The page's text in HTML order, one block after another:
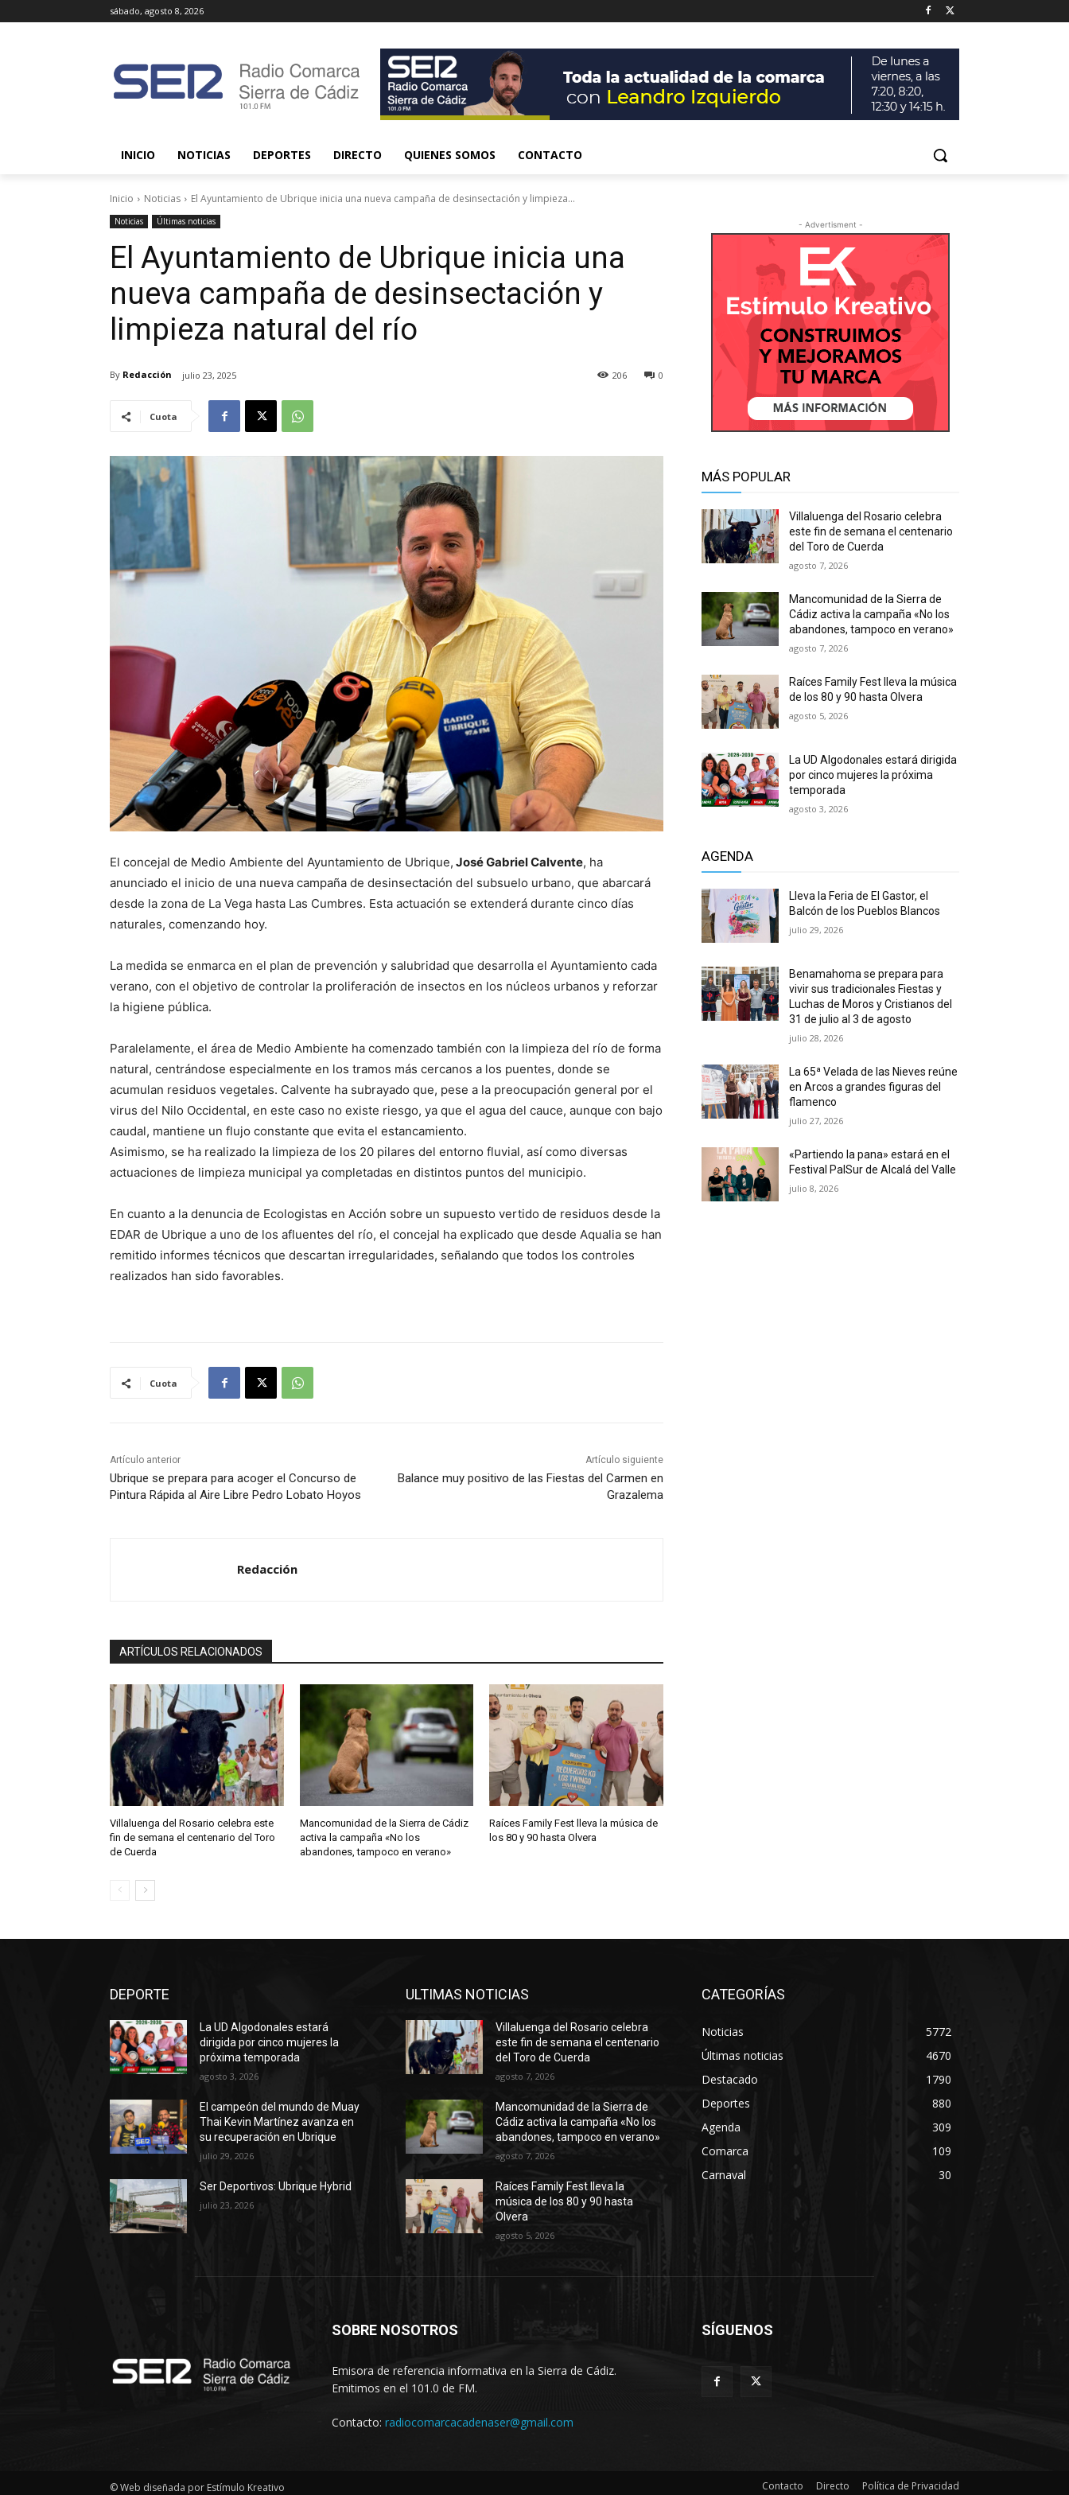
sábado, agosto 8, 2026
INICIO NOTICIAS DEPORTES DIRECTO QUIENES SOMOS CONTACTO
Inicio Noticias El Ayuntamiento de Ubrique inicia una nueva campaña de desinsectación y limpieza...
Noticias Últimas noticias
El Ayuntamiento de Ubrique inicia una
nueva campaña de desinsectación y
limpieza natural del río
By Redacción julio 23, 2025 0
206
Cuota
El concejal de Medio Ambiente del Ayuntamiento de Ubrique, José Gabriel Calvente, ha
anunciado el inicio de una nueva campaña de desinsectación del subsuelo urbano, que abarcará
desde la zona de La Vega hasta Las Cumbres. Esta actuación se extenderá durante cinco días
naturales, comenzando hoy.
La medida se enmarca en el plan de prevención y salubridad que desarrolla el Ayuntamiento cada
verano, con el objetivo de controlar la proliferación de insectos en los núcleos urbanos y reforzar
la higiene pública.
Paralelamente, el área de Medio Ambiente ha comenzado también con la limpieza del río de forma
natural, centrándose especialmente en los tramos más cercanos a los puentes, donde se
acumulan residuos vegetales. Calvente ha subrayado que, pese a la preocupación general por el
virus del Nilo Occidental, en este caso no existe riesgo, ya que el agua del cauce, aunque con bajo
caudal, mantiene un flujo constante que evita el estancamiento.
Asimismo, se ha realizado la limpieza de los 20 pilares del entorno fluvial, así como diversas
actuaciones de limpieza municipal ya completadas en distintos puntos del municipio.
En cuanto a la denuncia de Ecologistas en Acción sobre un supuesto vertido de residuos desde la
EDAR de Ubrique a uno de los afluentes del río, el concejal ha explicado que desde Aqualia se han
remitido informes técnicos que descartan irregularidades, señalando que todos los controles
realizados han sido favorables.
Cuota
Artículo anterior
Ubrique se prepara para acoger el Concurso de
Pintura Rápida al Aire Libre Pedro Lobato Hoyos
Artículo siguiente
Balance muy positivo de las Fiestas del Carmen en
Grazalema
Redacción
ARTÍCULOS RELACIONADOS
Villaluenga del Rosario celebra este
fin de semana el centenario del Toro
de Cuerda
Mancomunidad de la Sierra de Cádiz
activa la campaña «No los
abandones, tampoco en verano»
Raíces Family Fest lleva la música de
los 80 y 90 hasta Olvera
- Advertisment -
MÁS POPULAR
Villaluenga del Rosario celebra
este fin de semana el centenario
del Toro de Cuerda
agosto 7, 2026
Mancomunidad de la Sierra de
Cádiz activa la campaña «No los
abandones, tampoco en verano»
agosto 7, 2026
Raíces Family Fest lleva la música
de los 80 y 90 hasta Olvera
agosto 5, 2026
La UD Algodonales estará dirigida
por cinco mujeres la próxima
temporada
agosto 3, 2026
AGENDA
Lleva la Feria de El Gastor, el
Balcón de los Pueblos Blancos
julio 29, 2026
Benamahoma se prepara para
vivir sus tradicionales Fiestas y
Luchas de Moros y Cristianos del
31 de julio al 3 de agosto
julio 28, 2026
La 65ª Velada de las Nieves reúne
en Arcos a grandes figuras del
flamenco
julio 27, 2026
«Partiendo la pana» estará en el
Festival PalSur de Alcalá del Valle
julio 8, 2026
DEPORTE
La UD Algodonales estará
dirigida por cinco mujeres la
próxima temporada
agosto 3, 2026
El campeón del mundo de Muay
Thai Kevin Martínez avanza en
su recuperación en Ubrique
julio 29, 2026
Ser Deportivos: Ubrique Hybrid
julio 23, 2026
ULTIMAS NOTICIAS
Villaluenga del Rosario celebra
este fin de semana el centenario
del Toro de Cuerda
agosto 7, 2026
Mancomunidad de la Sierra de
Cádiz activa la campaña «No los
abandones, tampoco en verano»
agosto 7, 2026
Raíces Family Fest lleva la
música de los 80 y 90 hasta
Olvera
agosto 5, 2026
CATEGORÍAS
Noticias
5772
Últimas noticias
4670
Destacado
1790
Deportes
880
Agenda
309
Comarca
109
Carnaval
30
SOBRE NOSOTROS
Emisora de referencia informativa en la Sierra de Cádiz.
Emitimos en el 101.0 de FM.
Contacto: radiocomarcacadenaser@gmail.com
SÍGUENOS
© Web diseñada por Estímulo Kreativo Contacto Directo Política de Privacidad